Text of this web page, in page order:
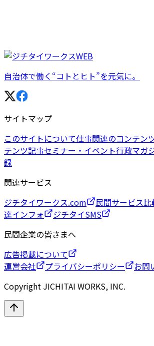
自治体で働く“コトとヒト”を元気に。
サイトマップ
このサイトについて仕事関連のコンテン
テンツ記事セミナー・イベント行政マガ
録
関連サービス
ジチタイワークス.com
民間サービス比
達インフォ
ジチタイSMS
民間企業の皆さまへ
広告掲載について
運営会社
プライバシーポリシー
お問
Copyright JICHITAI WORKS, INC.